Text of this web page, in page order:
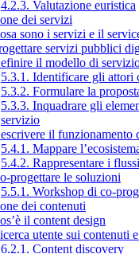
4.2.3. Valutazione euristica
dei servizi
sono i servizi e il
servizi pubblici
il modello di
5.3.1. Identificare gli attori
5.3.2. Formulare la
5.3.3. Inquadrare gli
servizio
il funzionamento
5.4.1. Mappare
5.4.2. Rappresentare i
progettare le soluzioni
5.5.1. Workshop di co-
dei contenuti
il content design
utente sui contenuti
6.2.1. Content discovery